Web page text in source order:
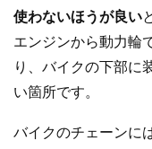
使わないほうが良い
エンジンから動力輪
り、バイクの下部に
い箇所です。
バイクのチェーンに